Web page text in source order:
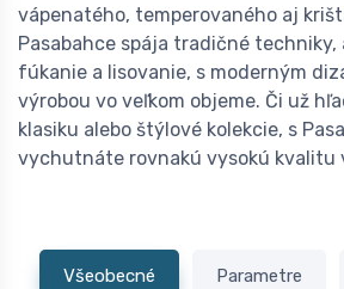
vápenatého, temperovaného aj
Pasabahce spája tradičné
fúkanie a lisovanie, s moderným
výrobou vo veľkom objeme. Či už
klasiku alebo štýlové kolekcie, s
vychutnáte rovnakú vysokú kvalitu
Všeobecné Parametre